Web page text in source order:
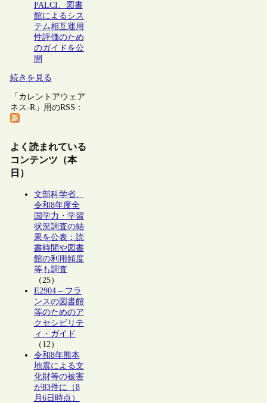
PALCI、図書
館によるシス
テム相互運用
性評価のため
のガイドを公
開
続きを見る
「カレントアウェア
ネス-R」用のRSS：
よく読まれている
コンテンツ（本
日）
文部科学省、
令和8年度全
国学力・学習
状況調査の結
果を公表：読
書時間や図書
館の利用頻度
等も調査
（25）
E2904 – フラ
ンスの図書館
等のためのア
クセシビリテ
ィ・ガイド
（12）
令和8年熊本
地震による文
化財等の被害
が83件に（8
月6日時点）